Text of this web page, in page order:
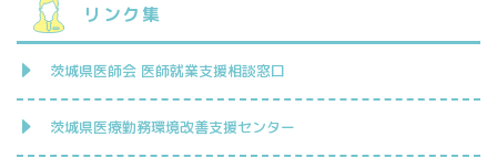
リンク集
茨城県医師会 医師就業支援相談窓口
茨城県医療勤務環境改善支援センター